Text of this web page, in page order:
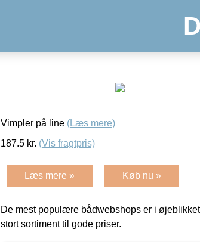
Vimpler på line (Læs mere)
187.5 kr. (Vis fragtpris)
Læs mere » Køb nu »
De mest populære bådwebshops er i øjeblikket
stort sortiment til gode priser.